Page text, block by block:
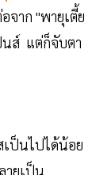
จาก "พายุเตี้ย
นส์ แต่ก็จับตา
เป็นไปได้น้อย
ายเป็น